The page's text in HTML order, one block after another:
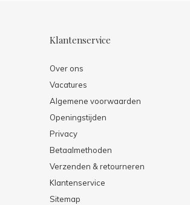
Klantenservice
Over ons
Vacatures
Algemene voorwaarden
Openingstijden
Privacy
Betaalmethoden
Verzenden & retourneren
Klantenservice
Sitemap